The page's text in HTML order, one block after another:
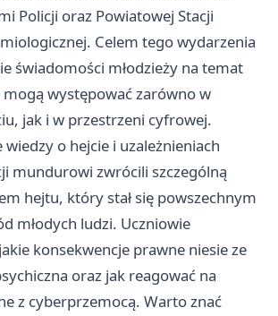
Policji oraz Powiatowej Stacji
Celem tego wydarzenia
świadomości młodzieży na temat
występować zarówno w
jak i w przestrzeni cyfrowej.
wiedzy o hejcie i uzależnieniach
mundurowi zwrócili szczególną
hejtu, który stał się powszechnym
młodych ludzi. Uczniowie
konsekwencje prawne niesie ze
oraz jak reagować na
z cyberprzemocą. Warto znać